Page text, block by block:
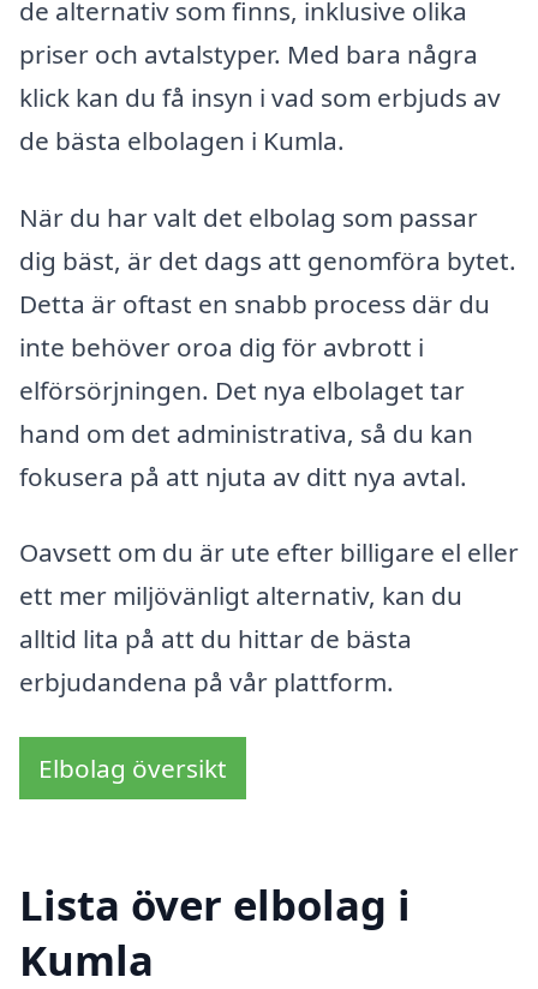
de alternativ som finns, inklusive olika
priser och avtalstyper. Med bara några
klick kan du få insyn i vad som erbjuds av
de bästa elbolagen i Kumla.
När du har valt det elbolag som passar
dig bäst, är det dags att genomföra bytet.
Detta är oftast en snabb process där du
inte behöver oroa dig för avbrott i
elförsörjningen. Det nya elbolaget tar
hand om det administrativa, så du kan
fokusera på att njuta av ditt nya avtal.
Oavsett om du är ute efter billigare el eller
ett mer miljövänligt alternativ, kan du
alltid lita på att du hittar de bästa
erbjudandena på vår plattform.
Elbolag översikt
Lista över elbolag i
Kumla